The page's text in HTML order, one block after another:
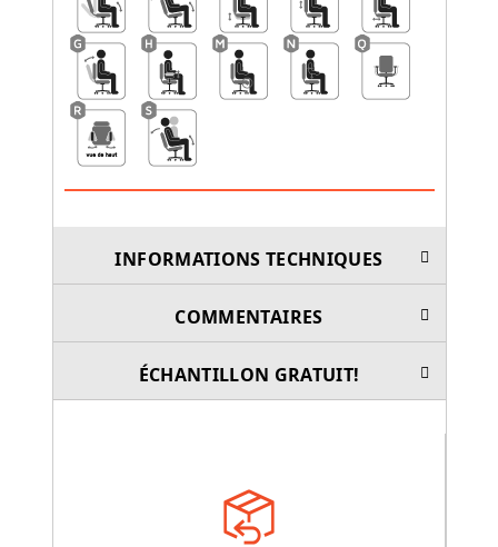
INFORMATIONS TECHNIQUES
COMMENTAIRES
ÉCHANTILLON GRATUIT!